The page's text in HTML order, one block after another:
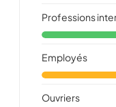
Professions
Employés
Ouvriers